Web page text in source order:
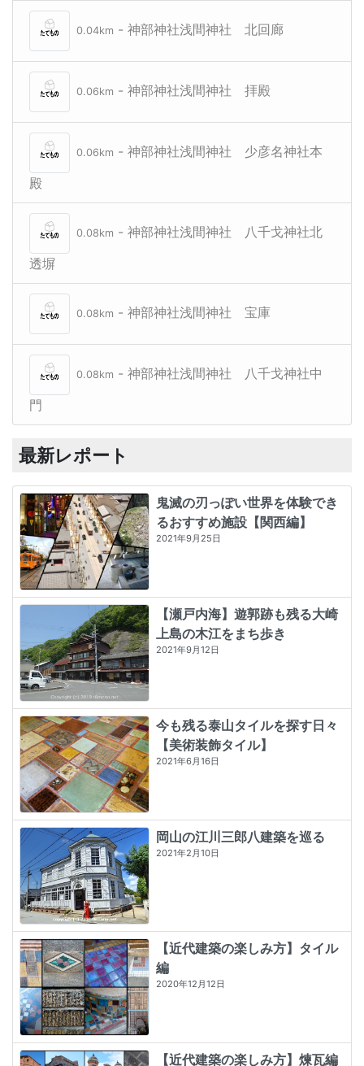
0.04km - 神部神社浅間神社 北回廊
0.06km - 神部神社浅間神社 拝殿
0.06km - 神部神社浅間神社 少彦名神社本
殿
0.08km - 神部神社浅間神社 八千戈神社北
透塀
0.08km - 神部神社浅間神社 宝庫
0.08km - 神部神社浅間神社 八千戈神社中
門
最新レポート
鬼滅の刃っぽい世界を体験でき
るおすすめ施設【関西編】
2021年9月25日
【瀬戸内海】遊郭跡も残る大崎
上島の木江をまち歩き
2021年9月12日
今も残る泰山タイルを探す日々
【美術装飾タイル】
2021年6月16日
岡山の江川三郎八建築を巡る
2021年2月10日
【近代建築の楽しみ方】タイル
編
2020年12月12日
【近代建築の楽しみ方】煉瓦編